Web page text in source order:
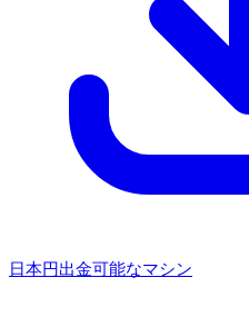
日本円出金可能なマシン